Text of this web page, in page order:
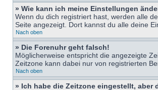
» Wie kann ich meine Einstellungen
Wenn du dich registriert hast, werden alle
Seite angezeigt. Dort kannst du alle deine
Nach oben
» Die Forenuhr geht falsch!
Möglicherweise entspricht die angezeigte
Zeitzone kann dabei nur von registrierten
Nach oben
» Ich habe die Zeitzone eingestellt, aber